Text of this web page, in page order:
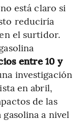
está claro si
reduciría
el surtidor.
entre 10 y
investigación
en abril,
de las
a nivel